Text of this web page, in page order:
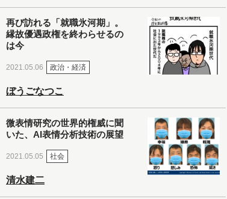
再び訪れる「就職氷河期」。
縁故優遇政権を終わらせるの
は今
2021.05.06 政治・経済
ぼうごなつこ
微表情研究の世界的権威に聞
いた、AI表情分析技術の展望
2021.05.05 社会
清水建二